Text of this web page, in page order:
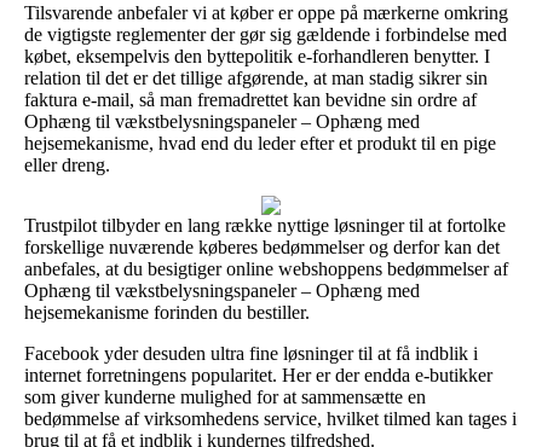
Tilsvarende anbefaler vi at køber er oppe på mærkerne omkring
de vigtigste reglementer der gør sig gældende i forbindelse med
købet, eksempelvis den byttepolitik e-forhandleren benytter. I
relation til det er det tillige afgørende, at man stadig sikrer sin
faktura e-mail, så man fremadrettet kan bevidne sin ordre af
Ophæng til vækstbelysningspaneler – Ophæng med
hejsemekanisme, hvad end du leder efter et produkt til en pige
eller dreng.
Trustpilot tilbyder en lang række nyttige løsninger til at fortolke
forskellige nuværende køberes bedømmelser og derfor kan det
anbefales, at du besigtiger online webshoppens bedømmelser af
Ophæng til vækstbelysningspaneler – Ophæng med
hejsemekanisme forinden du bestiller.
Facebook yder desuden ultra fine løsninger til at få indblik i
internet forretningens popularitet. Her er der endda e-butikker
som giver kunderne mulighed for at sammensætte en
bedømmelse af virksomhedens service, hvilket tilmed kan tages i
brug til at få et indblik i kundernes tilfredshed.